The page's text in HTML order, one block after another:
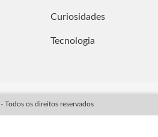
Curiosidades
Tecnologia
os direitos reservados